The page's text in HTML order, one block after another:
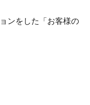
ンをした「お客様の